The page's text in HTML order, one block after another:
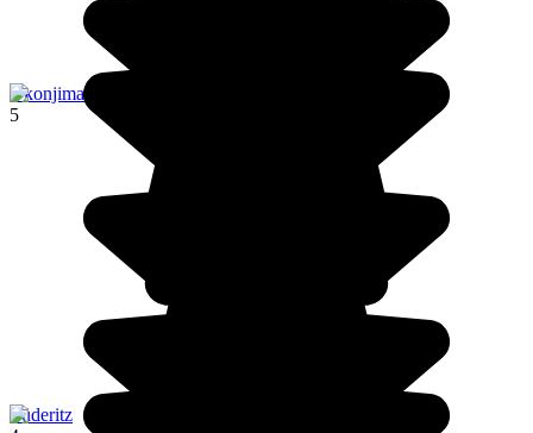
Okonjima
5
Lüderitz